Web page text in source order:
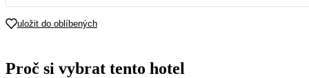
uložit do oblíbených
Proč si vybrat tento hotel